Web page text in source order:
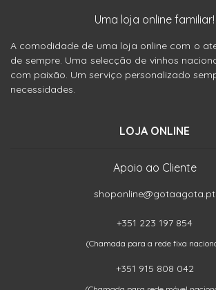
Uma loja online familiar!
A comodidade de uma loja online com o
de sempre. Uma selecção de vinhos
com paixão. Um serviço personalizado
necessidades.
LOJA ONLINE
Apoio ao Cliente
shoponline@gotaagota.pt
+351 223 197 854
(Chamada para a rede fixa
+351 915 808 042